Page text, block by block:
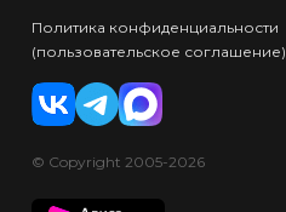
Политика конфиденциальности
(пользовательское соглашение)
© Copyright 2005-2026